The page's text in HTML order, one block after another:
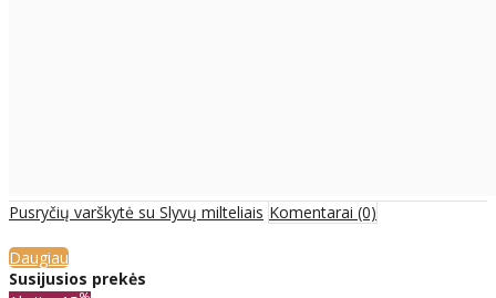
Pusryčių varškytė su Slyvų milteliais Komentarai (0)
Daugiau
Susijusios prekės